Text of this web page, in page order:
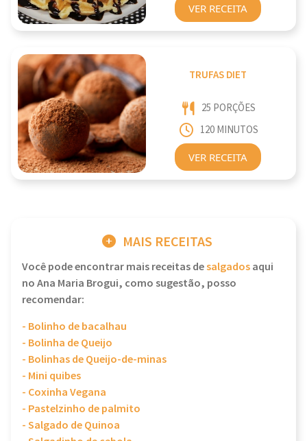
VER RECEITA
TRUFAS DIET
25 PORÇÕES
120 MINUTOS
VER RECEITA
MAIS RECEITAS
Você pode encontrar mais receitas desalgadosaqui
no Ana Maria Brogui, como sugestão, posso
recomendar:
- Bolinho de bacalhau
- Bolinha de Queijo
- Bolinhas de Queijo-de-minas
- Mini quibes
- Coxinha Vegana
- Pastelzinho de palmito
- Salgado de Quinoa